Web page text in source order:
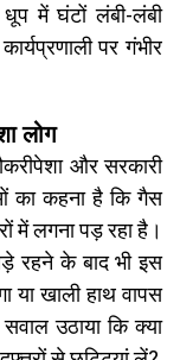
में घंटों लंबी-लंबी
पर गंभीर
लोग
और सरकारी
का कहना है कि गैस
में लगना पड़ रहा है।
रहने के बाद भी इस
या खाली हाथ वापस
उठाया कि क्या